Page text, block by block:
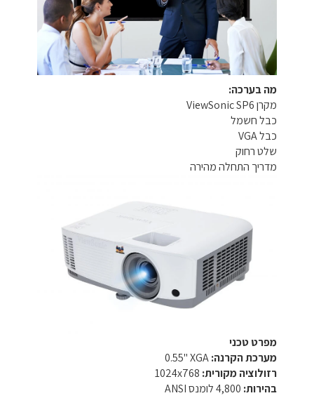
מה בערכה:
מקרן ViewSonic SP6
כבל חשמל
כבל VGA
שלט רחוק
מדריך התחלה מהירה
מפרט טכני
מערכת הקרנה:
רזולוציה מקורית:
בהירות: